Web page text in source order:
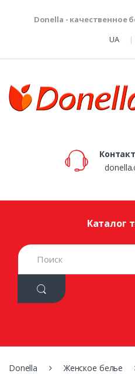
Donella - качественное
UA
Каталог
S
e
h
:
Donella Женское белье